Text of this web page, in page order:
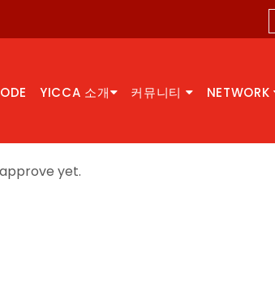
YICCA 소개 커뮤니티 NETWORK
yet.